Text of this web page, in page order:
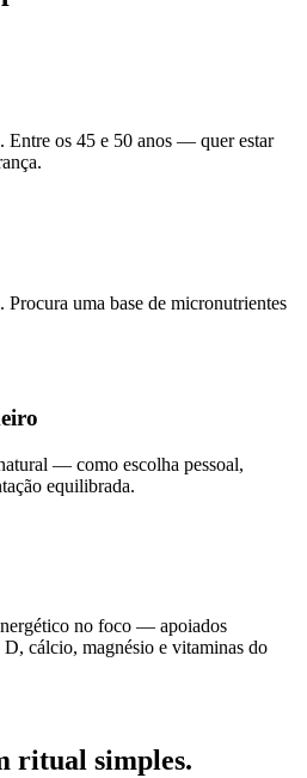
Entre os 45 e 50 anos — quer estar
Procura uma base de micronutrientes
— como escolha pessoal,
equilibrada.
no foco — apoiados
cálcio, magnésio e vitaminas do
ritual simples.